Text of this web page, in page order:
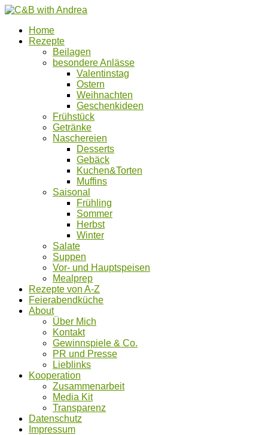
Home
Rezepte
Beilagen
besondere Anlässe
Valentinstag
Ostern
Weihnachten
Geschenkideen
Frühstück
Getränke
Naschereien
Desserts
Gebäck
Kuchen&Torten
Muffins
Saisonal
Frühling
Sommer
Herbst
Winter
Salate
Suppen
Vor- und Hauptspeisen
Mealprep
Rezepte von A-Z
Feierabendküche
About
Über Mich
Kontakt
Gewinnspiele & Co.
PR und Presse
Lieblinks
Kooperation
Zusammenarbeit
Media Kit
Transparenz
Datenschutz
Impressum